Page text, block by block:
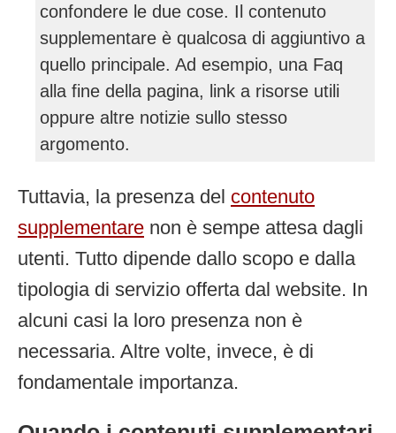
confondere le due cose. Il contenuto
supplementare è qualcosa di aggiuntivo a
quello principale. Ad esempio, una Faq
alla fine della pagina, link a risorse utili
oppure altre notizie sullo stesso
argomento.
Tuttavia, la presenza del contenuto
supplementare non è sempe attesa dagli
utenti. Tutto dipende dallo scopo e dalla
tipologia di servizio offerta dal website. In
alcuni casi la loro presenza non è
necessaria. Altre volte, invece, è di
fondamentale importanza.